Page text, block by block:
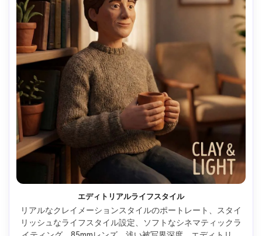
エディトリアルライフスタイル
リアルなクレイメーションスタイルのポートレート、スタイ
リッシュなライフスタイル設定、ソフトなシネマティックラ